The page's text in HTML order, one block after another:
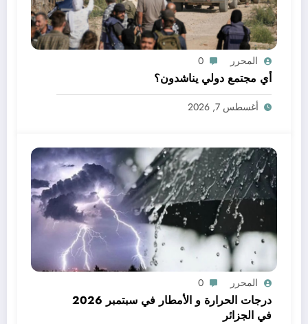
المحرر 0
أي مجتمع دولي يناشدون؟
أغسطس 7, 2026
المحرر 0
درجات الحرارة و الأمطار في سبتمبر 2026
في الجزائر